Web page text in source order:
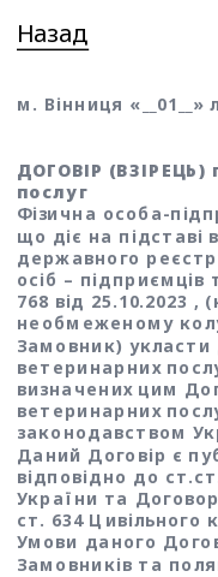
Назад
м. Вінниця «__01__»
ДОГОВІР
послуг
Фізична особа-
що діє на підставі
державного
осіб –
768 від 25.10.2023
необмеженому
Замовник) укласти
ветеринарних
визначених цим
ветеринарних
законодавством
Даний Договір є
відповідно до
України та
ст. 634 Цивільного
Умови даного
Замовників та